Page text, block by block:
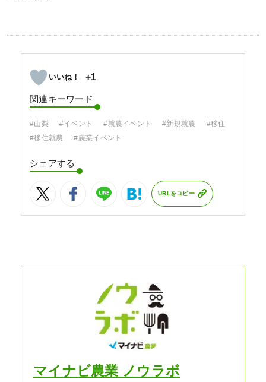
+1
関連キーワード
#山梨 #イベント #就農イベント #新規就農
#移住
#移住就農
#農業イベント
シェアする
URLをコピー
マイナビ農業 ノウラボ